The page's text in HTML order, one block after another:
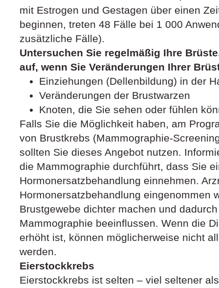
mit Estrogen und Gestagen über einen
beginnen, treten 48 Fälle bei 1 000
zusätzliche Fälle).
Untersuchen Sie regelmäßig Ihre
auf, wenn Sie Veränderungen Ihrer
Einziehungen (Dellenbildung) in der
Veränderungen der Brustwarzen
Knoten, die Sie sehen oder fühlen
Falls Sie die Möglichkeit haben, am
von Brustkrebs (Mammographie-
sollten Sie dieses Angebot nutzen.
die Mammographie durchführt, dass Sie
Hormonersatzbehandlung einnehmen.
Hormonersatzbehandlung eingenommen
Brustgewebe dichter machen und
Mammographie beeinflussen. Wenn die
erhöht ist, können möglicherweise nicht
werden.
Eierstockkrebs
Eierstockkrebs ist selten – viel seltener